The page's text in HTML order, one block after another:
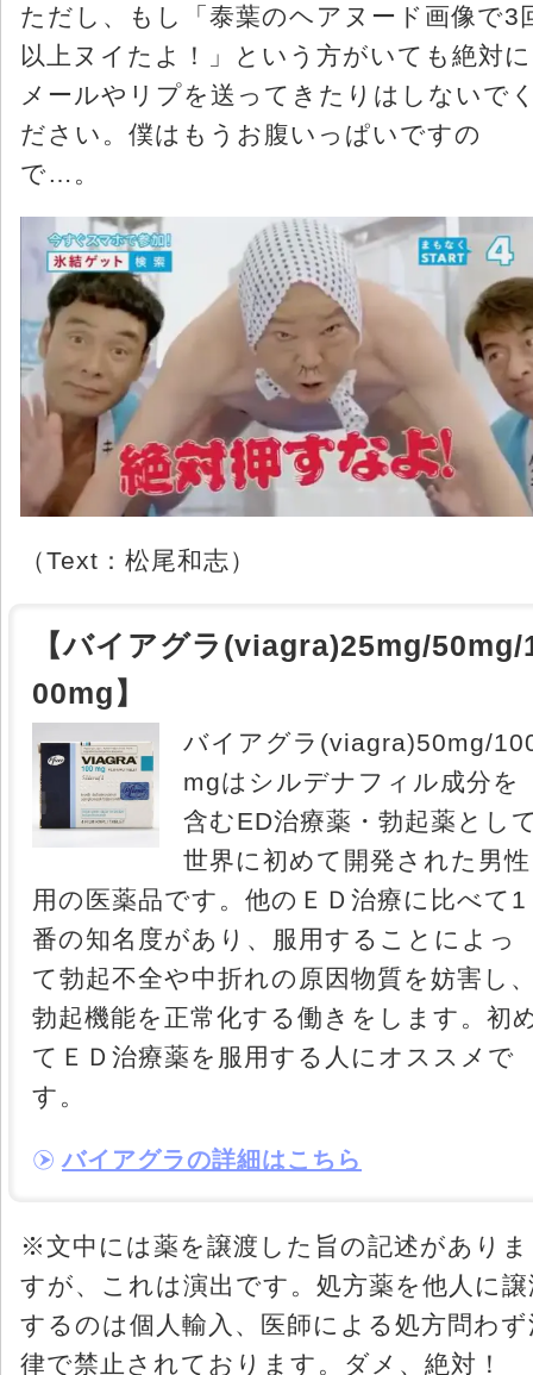
ただし、もし「泰葉のヘアヌード画像で3
以上ヌイたよ！」という方がいても絶対に
メールやリプを送ってきたりはしないで
ださい。僕はもうお腹いっぱいですの
で…。
（Text：松尾和志）
【バイアグラ(viagra)25mg/50mg/
00mg】
バイアグラ(viagra)50mg/
mgはシルデナフィル成分を
含むED治療薬・勃起薬とし
世界に初めて開発された男性
用の医薬品です。他のＥＤ治療に比べて1
番の知名度があり、服用することによっ
て勃起不全や中折れの原因物質を妨害し
勃起機能を正常化する働きをします。初
てＥＤ治療薬を服用する人にオススメで
す。
バイアグラの詳細はこちら
※文中には薬を譲渡した旨の記述がありま
すが、これは演出です。処方薬を他人に譲
するのは個人輸入、医師による処方問わず
律で禁止されております。ダメ、絶対！